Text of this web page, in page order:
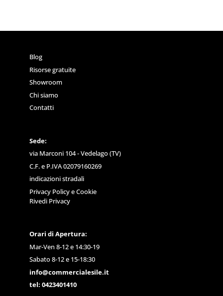
Blog
Risorse gratuite
Showroom
Chi siamo
Contatti
Sede:
via Marconi 104 - Vedelago (TV)
C.F. e P.IVA 02079160269
indicazioni stradali
Privacy PolicyeCookie
Rivedi Privacy
Orari di Apertura:
Mar-Ven 8-12 e 14:30-19
Sabato 8-12 e 15-18:30
info@commercialesile.it
tel: 0423401410